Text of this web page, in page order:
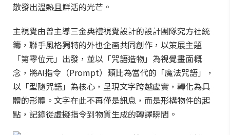
散發出溫熱且鮮活的光芒。
主視覺由曾主導三金典禮視覺設計的設計團隊究方社統
籌，聯手風格獨特的外也企画共同創作，以策展主題
「第零位元」出發，並以「咒語造物」為視覺畫面概
念，將AI指令（Prompt）類比為當代的「魔法咒語」，
以「型隨咒語」為核心，呈現文字跨越虛實，轉化為具
體的形體。文字在此不再僅是訊息，而是形構物件的起
點，記錄從虛擬指令到物質生成的轉譯瞬間。